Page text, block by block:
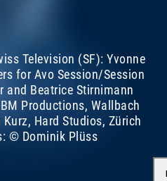
Television (SF): Yvonne
for Avo Session/Session
and Beatrice Stirnimann
Productions, Wallbach
Hard Studios, Zürich
© Dominik Plüss